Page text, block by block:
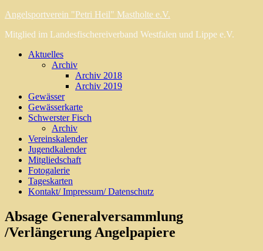
Angelsportverein "Petri Heil" Mastholte e.V.
Mitglied im Landesfischereiverband Westfalen und Lippe e.V.
Aktuelles
Archiv
Archiv 2018
Archiv 2019
Gewässer
Gewässerkarte
Schwerster Fisch
Archiv
Vereinskalender
Jugendkalender
Mitgliedschaft
Fotogalerie
Tageskarten
Kontakt/ Impressum/ Datenschutz
Absage Generalversammlung
/Verlängerung Angelpapiere